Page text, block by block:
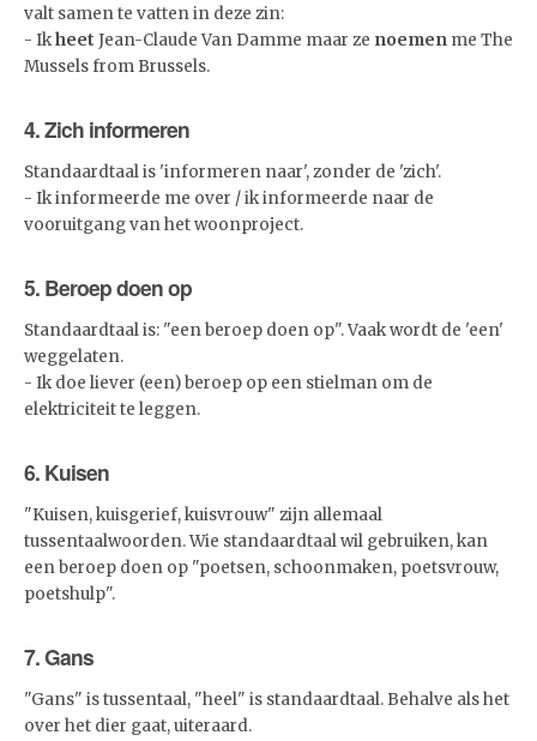
valt samen te vatten in deze zin:
- Ikheet Jean-Claude Van Damme maar ze noemen me The
Mussels from Brussels.
4. Zich informeren
Standaardtaal is 'informeren naar', zonder de 'zich'.
- Ik informeerde me over / ik informeerde naar de
vooruitgang van het woonproject.
5. Beroep doen op
Standaardtaal is: "een beroep doen op". Vaak wordt de 'een'
weggelaten.
- Ik doe liever (een) beroep op een stielman om de
elektriciteit te leggen.
6. Kuisen
"Kuisen, kuisgerief, kuisvrouw" zijn allemaal
tussentaalwoorden. Wie standaardtaal wil gebruiken, kan
een beroep doen op "poetsen, schoonmaken, poetsvrouw,
poetshulp".
7. Gans
"Gans" is tussentaal, "heel" is standaardtaal. Behalve als het
over het dier gaat, uiteraard.